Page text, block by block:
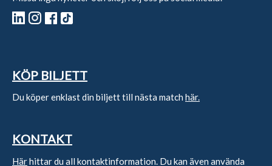
KÖP BILJETT
Du köper enklast din biljett till nästa match här.
KONTAKT
Härhittar du all kontaktinformation. Du kan även använda